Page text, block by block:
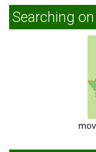
Searching